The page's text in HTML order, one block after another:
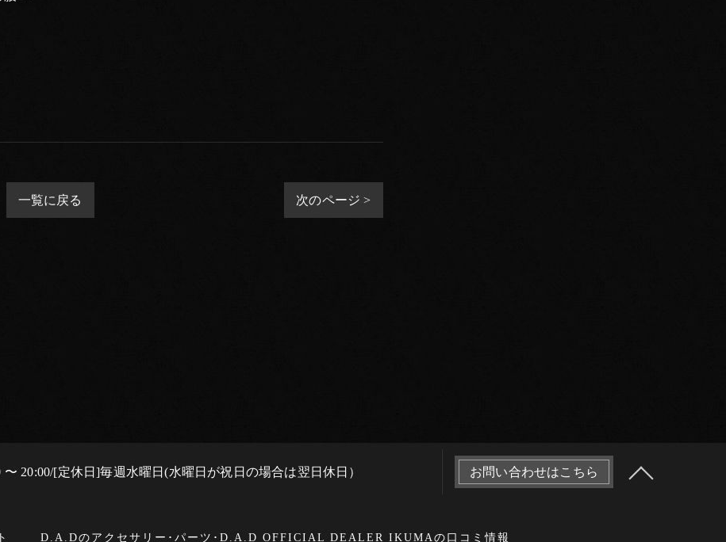
一覧に戻る 次のページ >
〜 20:00/[定休日]毎週水曜日(水曜日が祝日の場合は翌日休日） お問い合わせはこちら
D.A.Dのアクセサリー･パーツ･D.A.D OFFICIAL DEALER IKUMAの口コミ情報